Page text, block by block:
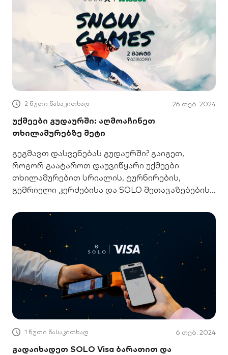
2 წუთი წასაკითხად 26 თებ. 2024
უქმეები გუდაურში: აღმოაჩინეთ
თხილამურებზე მეტი
გეგმავთ დასვენებას გუდაურში? გაიგეთ,
როგორ გაატაროთ დაუვიწყარი უქმეები
თხილამურებით სრიალის, ტურნირების,
გემრიელი კერძებისა და SOLO შეთავაზებების
1 წუთი წასაკითხად 6 თებ. 2024
გადაიხადეთ SOLO Visa ბარათით და